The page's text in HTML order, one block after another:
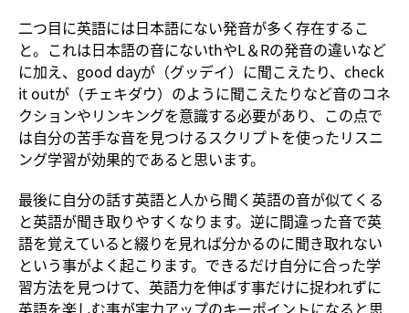
二つ目に英語には日本語にない発音が多く存在するこ
と。これは日本語の音にないthやL＆Rの発音の違いなど
に加え、good dayが（グッデイ）に聞こえたり、check
it outが（チェキダウ）のように聞こえたりなど音のコネ
クションやリンキングを意識する必要があり、この点で
は自分の苦手な音を見つけるスクリプトを使ったリスニ
ング学習が効果的であると思います。
最後に自分の話す英語と人から聞く英語の音が似てくる
と英語が聞き取りやすくなります。逆に間違った音で英
語を覚えていると綴りを見れば分かるのに聞き取れない
という事がよく起こります。できるだけ自分に合った学
習方法を見つけて、英語力を伸ばす事だけに捉われずに
英語を楽しむ事が実力アップのキーポイントになると思